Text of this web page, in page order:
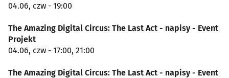
04.06, czw - 19:00
The Amazing Digital Circus: The Last Act - napisy - Event
Projekt
04.06, czw - 17:00, 21:00
The Amazing Digital Circus: The Last Act - napisy - Event